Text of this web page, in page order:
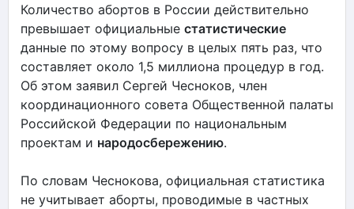
Количество абортов в России действительно
превышает официальные статистические
данные по этому вопросу в целых пять раз, что
составляет около 1,5 миллиона процедур в год.
Об этом заявил Сергей Чесноков, член
координационного совета Общественной палаты
Российской Федерации по национальным
проектам и народосбережению.
По словам Чеснокова, официальная статистика
не учитывает аборты, проводимые в частных